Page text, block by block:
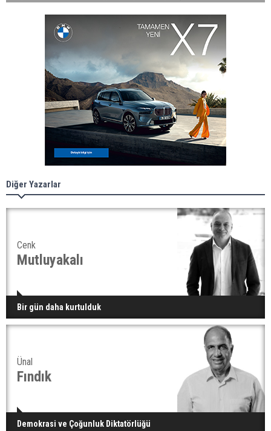
Diğer Yazarlar
Cenk
Mutluyakalı
Bir gün daha kurtulduk
Ünal
Fındık
Demokrasi ve Çoğunluk Diktatörlüğü